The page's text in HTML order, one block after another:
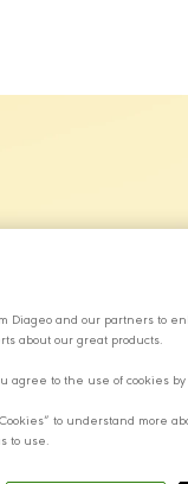
Diageo and our partners to
about our great products.
agree to the use of cookies
to understand more
to use.